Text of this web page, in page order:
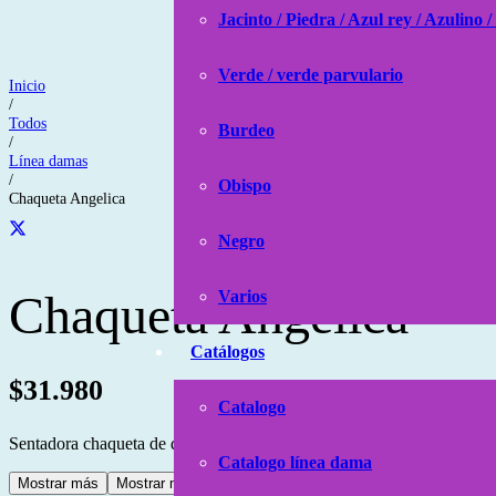
Jacinto / Piedra / Azul rey / Azulino /
Verde / verde parvulario
Burdeo
Obispo
Negro
Varios
Catálogos
Catalogo
Catalogo línea dama
Inicio
/
Todos
/
Línea damas
/
Chaqueta Angelica
Chaqueta Angelica
$31.980
Sentadora chaqueta de dama con aplicaciones.
Mostrar más Mostrar menos